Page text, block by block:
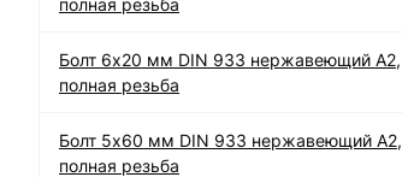
полная резьба
Болт 6х20 мм DIN 933 нержавеющий А2,
полная резьба
Болт 5х60 мм DIN 933 нержавеющий А2,
полная резьба